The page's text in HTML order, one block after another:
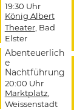
19:30 Uhr
König Albert
Theater, Bad
Elster
Abenteuerlich
e
Nachtführung
20:00 Uhr
Marktplatz,
Weissenstadt